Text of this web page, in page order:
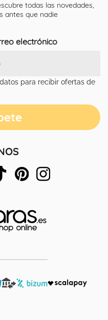
todas las novedades,
antes que nadie
electrónico
para recibir ofertas de